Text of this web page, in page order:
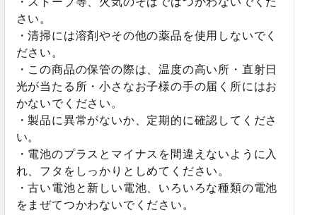
さい。
・清掃には溶剤やその他の薬品を使用しないでく
ださい。
・この商品の保管の際は、温度の高い所・直射日
光が当たる所・小さなお子様の手の届く所にはお
かないでください。
・製品に異常がないか、定期的に確認してくださ
い。
・電池のプラスとマイナスを間違えないように入
れ、フタをしっかりとしめてください。
・古い電池と新しい電池、いろいろな種類の電池
をまぜてつかわないでください。